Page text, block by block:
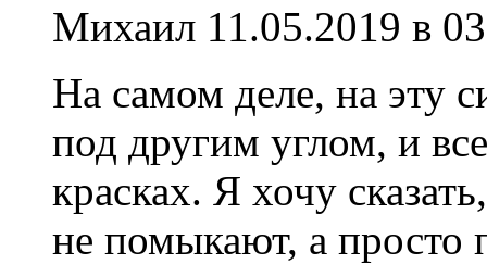
Михаил 11.05.2019 в
На самом деле, на эту
под другим углом, и
красках. Я хочу
не помыкают, а просто